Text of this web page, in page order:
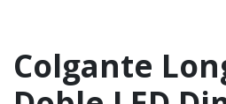
Colgante